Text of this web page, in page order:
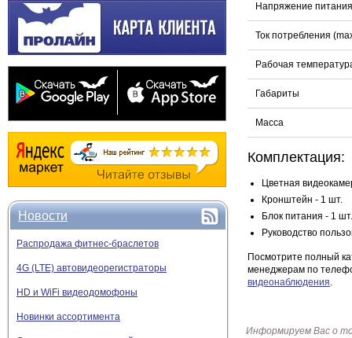
Новости
Распродажа фитнес-браслетов
4G (LTE) автовидеорегистраторы
HD и WiFi видеодомофоны
Новинки ассортимента
Напряжение питания
Ток потребления
Рабочая
Габариты
Масса
Комплектация:
Цветная
Кронштейн - 1 шт.
Блок питания - 1 шт.
Руководство
Посмотрите полный
менеджерам по
видеонаблюдения.
Информируем Вас о